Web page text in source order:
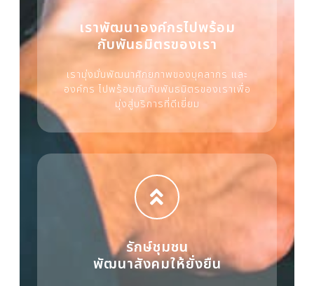
เราพัฒนาองค์กรไปพร้อม
กับพันธมิตรของเรา
เรามุ่งมั่นพัฒนาศักยภาพของบุคลากร และ
องค์กร ไปพร้อมกันกับพันธมิตรของเราเพื่อ
มุ่งสู่บริการที่ดีเยี่ยม
รักษ์ชุมชน
พัฒนาสังคมให้ยั่งยืน